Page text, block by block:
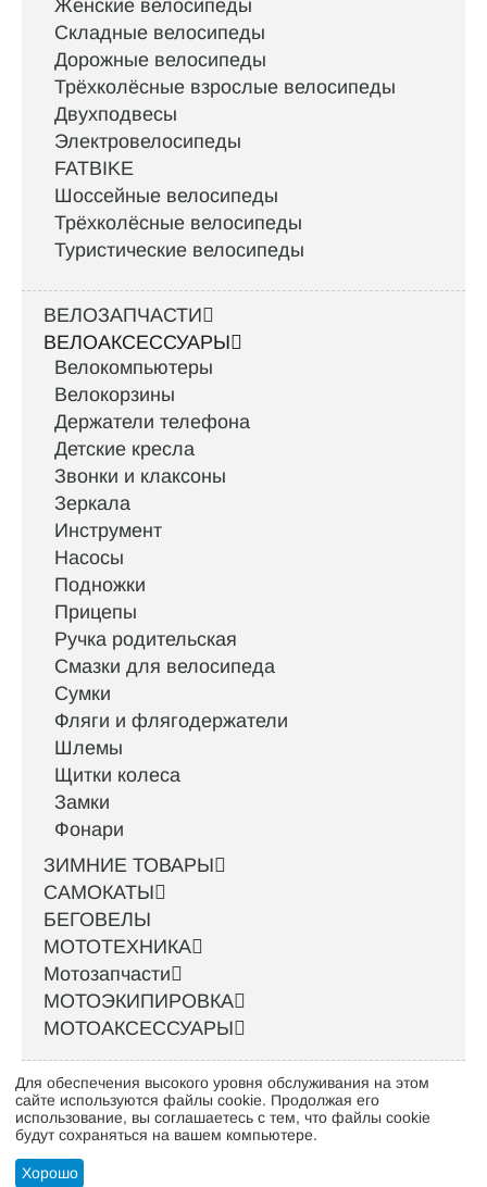
Женские велосипеды
Складные велосипеды
Дорожные велосипеды
Трёхколёсные взрослые велосипеды
Двухподвесы
Электровелосипеды
FATBIKE
Шоссейные велосипеды
Трёхколёсные велосипеды
Туристические велосипеды
ВЕЛОЗАПЧАСТИ
ВЕЛОАКСЕССУАРЫ
Велокомпьютеры
Велокорзины
Держатели телефона
Детские кресла
Звонки и клаксоны
Зеркала
Инструмент
Насосы
Подножки
Прицепы
Ручка родительская
Смазки для велосипеда
Сумки
Фляги и флягодержатели
Шлемы
Щитки колеса
Замки
Фонари
ЗИМНИЕ ТОВАРЫ
САМОКАТЫ
БЕГОВЕЛЫ
МОТОТЕХНИКА
Мотозапчасти
МОТОЭКИПИРОВКА
МОТОАКСЕССУАРЫ
Интернет-магазин велосипедов VELO52.RU
Стать оптовым клиентом
Для обеспечения высокого уровня обслуживания на этом
сайте используются файлы cookie. Продолжая его
использование, вы соглашаетесь с тем, что файлы cookie
будут сохраняться на вашем компьютере.
Хорошо